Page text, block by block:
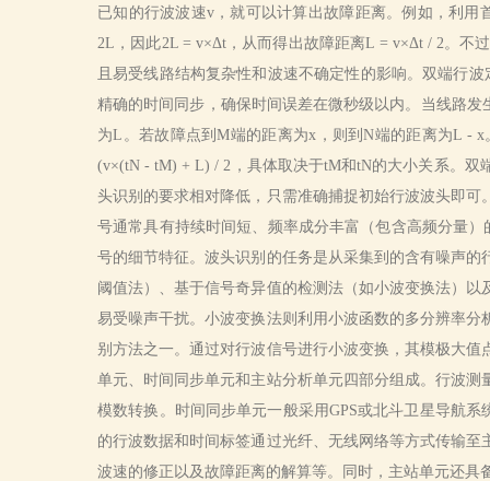
已知的行波波速v，就可以计算出故障距离。例如，利
2L，因此2L = v×Δt，从而得出故障距离L = v×Δt / 2。不
且易受线路结构复杂性和波速不确定性的影响。双端行
精确的时间同步，确保时间误差在微秒级以内。当线路
为L。若故障点到M端的距离为x，则到N端的距离为L -
(v×(tN - tM) + L) / 2，具体取决于tM和tN的大小关系。双
头识别的要求相对降低，只需准确捕捉初始行波波头即
号通常具有持续时间短、频率成分丰富（包含高频分量
号的细节特征。波头识别的任务是从采集到的含有噪声
阈值法）、基于信号奇异值的检测法（如小波变换法）
易受噪声干扰。小波变换法则利用小波函数的多分辨率
别方法之一。通过对行波信号进行小波变换，其模极大
单元、时间同步单元和主站分析单元四部分组成。行波
模数转换。时间同步单元一般采用GPS或北斗卫星导航
的行波数据和时间标签通过光纤、无线网络等方式传输
波速的修正以及故障距离的解算等。同时，主站单元还具